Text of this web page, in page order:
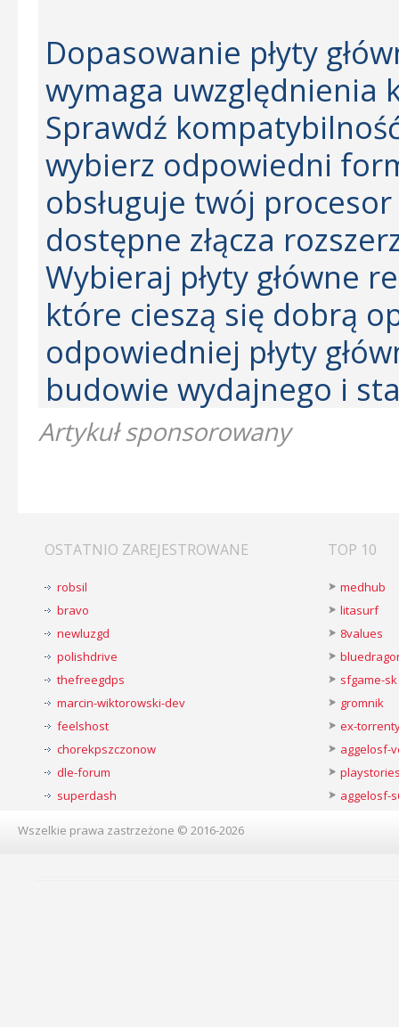
Dopasowanie płyty
wymaga uwzględnienia
Sprawdź
wybierz odpowiedni
obsługuje twój
dostępne złącza
Wybieraj płyty główne
które cieszą się dobrą
odpowiedniej płyty
budowie wydajnego i
Artykuł sponsorowany
OSTATNIO ZAREJESTROWANE
robsil
bravo
newluzgd
polishdrive
thefreegdps
marcin-wiktorowski-dev
feelshost
chorekpszczonow
dle-forum
superdash
TOP 10
medhub
litasurf
8values
sfgame-sk
gromnik
ex-
aggelosf-
aggelosf-
Wszelkie prawa zastrzeżone © 2016-2026